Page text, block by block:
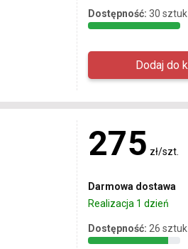
Dostępność: 30 sztuk
275 zł/szt.
Darmowa dostawa
Realizacja 1 dzień
Dostępność: 26 sztuk